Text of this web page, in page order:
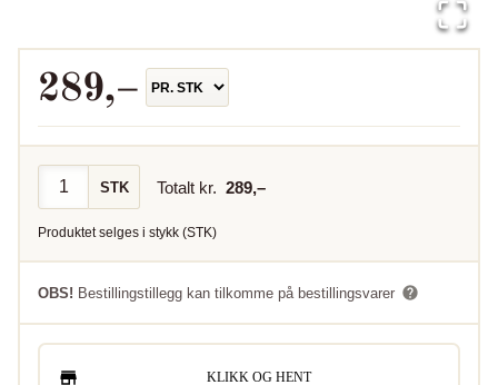
289,–
STK Totalt kr. 289,–
Produktet selges i stykk (STK)
OBS! Bestillingstillegg kan tilkomme på bestillingsvarer
KLIKK OG HENT